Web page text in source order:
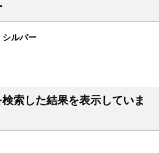
ルバー
索した結果を表示していま